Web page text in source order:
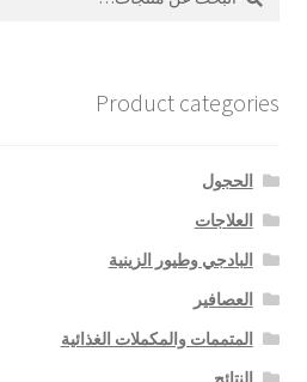
عن:
Product categories
الحجول
العلاجات
البادجي وطيور الزينية
العصافير
المتممات والمكملات الغذائية